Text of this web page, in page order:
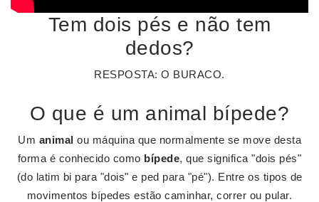
Tem dois pés e não tem
dedos?
RESPOSTA: O BURACO.
O que é um animal bípede?
Um animal ou máquina que normalmente se move desta
forma é conhecido como bípede, que significa "dois pés"
(do latim bi para "dois" e ped para "pé"). Entre os tipos de
movimentos bípedes estão caminhar, correr ou pular.